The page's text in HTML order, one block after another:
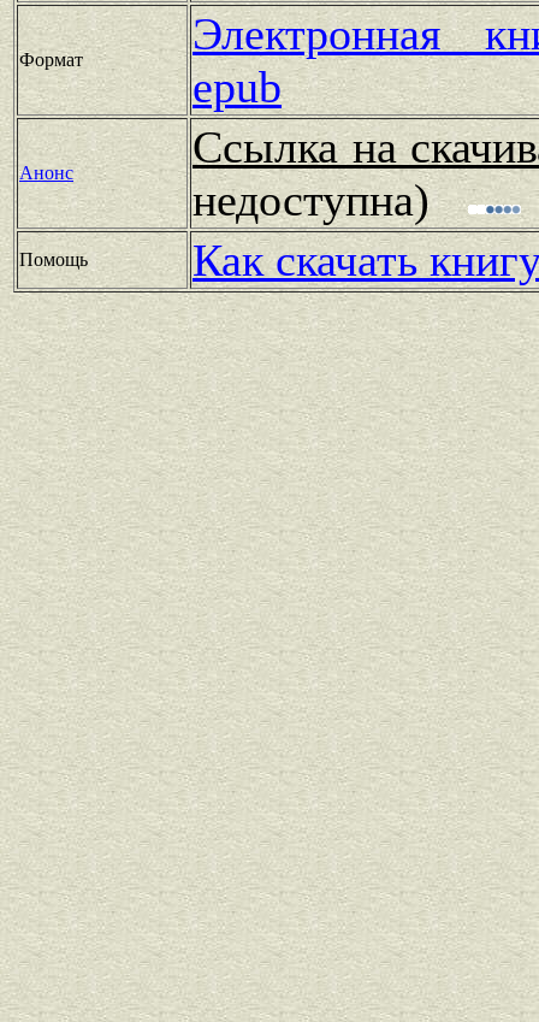
Формат
Электронная
epub
Анонс
Ссылка на
недоступна)
Помощь Как скачать